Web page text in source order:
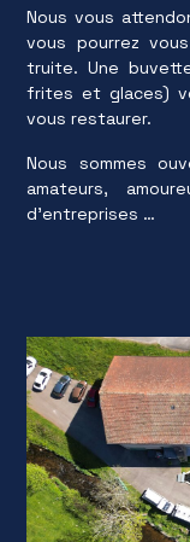
Nous vous
vous pourrez
truite. Une
frites et glaces)
vous restaurer.
Nous sommes
amateurs,
d'entreprises …